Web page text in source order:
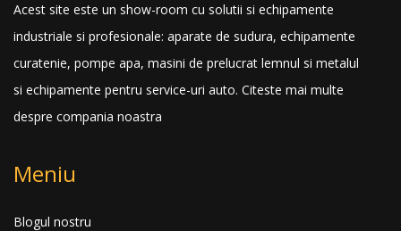
Acest site este un show-room cu solutii si echipamente
industriale si profesionale: aparate de sudura, echipamente
curatenie, pompe apa, masini de prelucrat lemnul si metalul
si echipamente pentru service-uri auto. Citeste mai multe
despre compania noastra
Meniu
Blogul nostru